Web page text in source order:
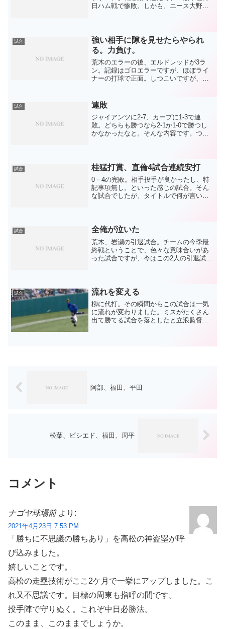
日ハム戦で惨敗。しかも、エース大野雄
えられない。コンデ...
試合
強い相手に隙を見せたらやられ
る。力負け。
荒木のエラーの後、エルドレッドが3ラ
ン。記録はゴロエラーですが、ほぼライ
ナーの打球で正面。しつこいですが、や
バルデスに代打を出しませんでした。勝
つには点をとらなければ...
試合 連敗
ジャイアンツに2-7、カープに1-3で連
敗。どちらも勝つなら2-1か1-0で勝つし
かなかったなと。そんな内容です。つま
いことが救いで...
試合 桂猛打賞、直倫4試合連続安打
0－4の完敗。相手投手が良かったし、特
記事項無し。といった感じの試合。そん
な試合でしたが、タイトルで何が言いた
た直倫も仕事が...
試合 全俺が泣いた
荒木、岩瀬の引退試合。チームの今季最
終戦ということで、色々な意味合いがあ
った試合ですが、今はこの2人の引退試合
てきた選手。2人と...
試合 流れを変える
柳に代打。その瞬間からこの試合は一気
に流れが変わりました。ミスがたくさん
出て勝てる試合を落としたと立浪監督も
阿部、福田、平田
松葉、ビシエド、福田、周平
コメント
ナゴヤ球場前 より:
2021年4月23日 7:53 PM
「勝ちに不思議の勝ちあり」を高松の神盗塁が呼
び込みました。
嬉しいことです。
高松の走塁技術がここ2ケ月で一挙にアップしました。こ
れ又不思議です。目標の周東も指呼の間です。
投手陣で守りぬく。これぞ中日必勝法。
このまま、このままでしょうか。